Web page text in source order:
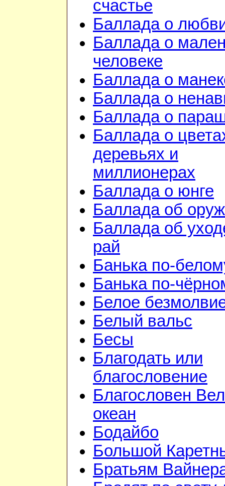
счастье
Баллада о
Баллада о
человеке
Баллада о
Баллада о
Баллада о
Баллада о
деревьях и
миллионерах
Баллада о юнге
Баллада об
Баллада об
рай
Банька по-
Банька по-
Белое
Белый вальс
Бесы
Благодать или
благословение
Благословен
океан
Бодайбо
Большой
Братьям